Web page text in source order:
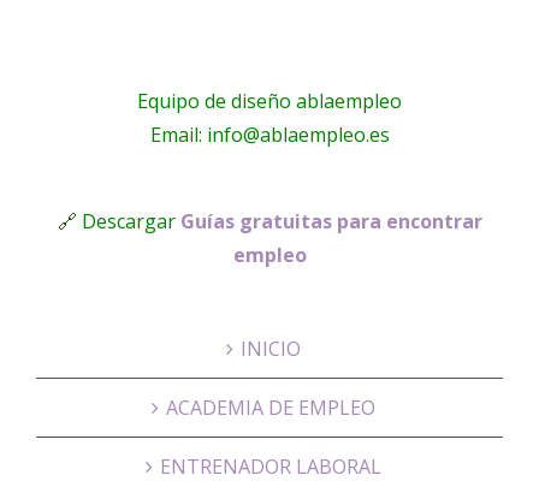
Equipo de diseño ablaempleo
Email: info@ablaempleo.es
🔗 Descargar Guías gratuitas para encontrar
empleo
INICIO
ACADEMIA DE EMPLEO
ENTRENADOR LABORAL